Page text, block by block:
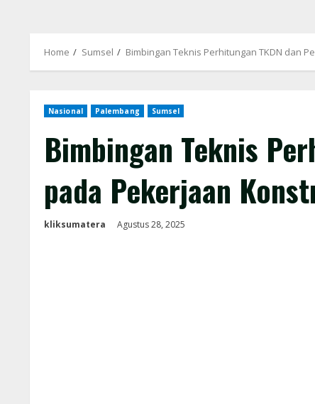
Home Sumsel Bimbingan Teknis Perhitungan TKDN dan
Nasional Palembang Sumsel
Bimbingan Teknis
pada Pekerjaan
kliksumatera Agustus 28, 2025